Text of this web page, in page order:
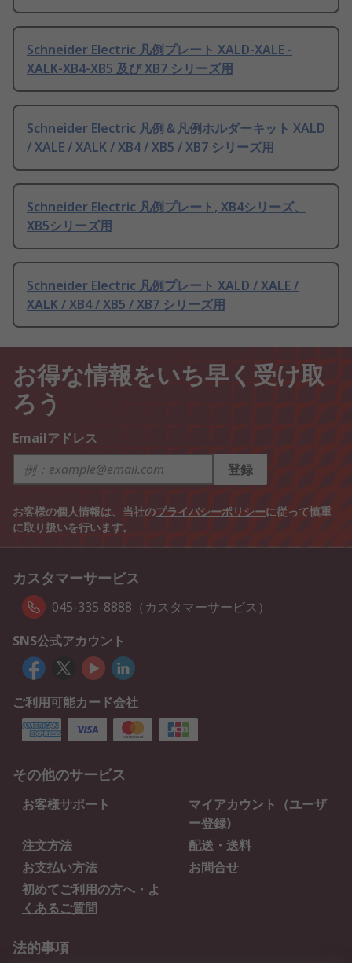
Schneider Electric 凡例プレート XALD-XALE -
XALK-XB4-XB5 及び XB7 シリーズ用
Schneider Electric 凡例＆凡例ホルダーキット XALD
/ XALE / XALK / XB4 / XB5 / XB7 シリーズ用
Schneider Electric 凡例プレート, XB4シリーズ、
XB5シリーズ用
Schneider Electric 凡例プレート XALD / XALE /
XALK / XB4 / XB5 / XB7 シリーズ用
お得な情報をいち早く受け取
ろう
Emailアドレス
登録
お客様の個人情報は、当社のプライバシーポリシーに従って慎重
に取り扱いを行います。
カスタマーサービス
045-335-8888（カスタマーサービス）
SNS公式アカウント
ご利用可能カード会社
その他のサービス
お客様サポート
マイアカウント（ユーザ
ー登録)
注文方法
配送・送料
お支払い方法
お問合せ
初めてご利用の方へ・よ
くあるご質問
法的事項